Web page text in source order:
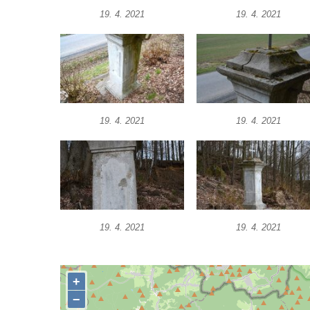
Údajný kříž u domu čp. 283 ve Chřibské
Kříž jižně od Bukolu
Kříž na návsi v Bukolu
Centrální kříž hřbitova v Chouči
Kříž na rozcestí v Záluží
Kříž v ulici V Zátiší v Dobříni
Boží muka u domu čp. 392 na rohu ulic Na
Kříž v centru Liběšic
Kříž na návsi v Chouči
19. 4. 2021 19. 4. 2021
19. 4. 2021 19. 4. 2021
19. 4. 2021 19. 4. 2021